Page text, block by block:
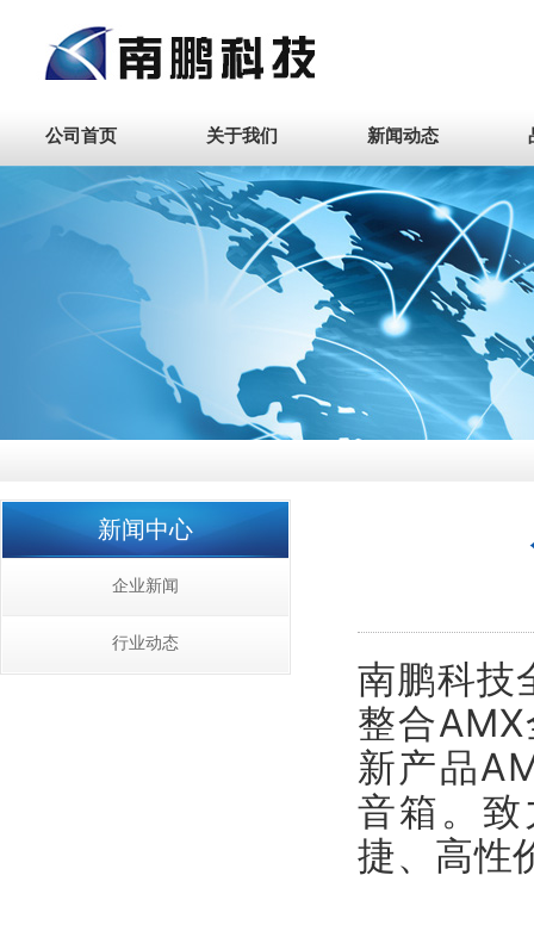
公司首页 关于我们 新闻动态
新闻中心
企业新闻
行业动态
南鹏科技
整合
新产品
音箱。
捷、高性